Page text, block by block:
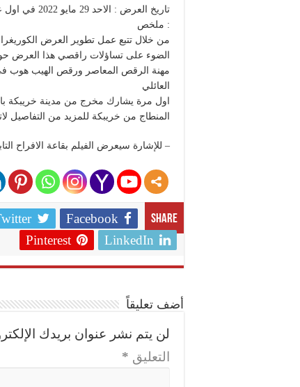
تاريخ العرض : الاحد 29 مايو 2022 في اول عرض له وطنيا ودوليا
: ملخص
من خلال تتبع عمل تطوير العرض
الضوء على تساؤلات راقصي هذا العرض
مهنة الرقص المعاصر ورقص الهيب هوب في
العائلي
اول مرة يشارك مخرج من مدينة خريبكة
المنطاج من خريبكة للمزيد من التفاصيل
– للإشارة سيعرض الفيلم بقاعة الافراح
Share
Facebook
LinkedIn
Pinterest
أضف تعليقاً
لن يتم نشر عنوان بريدك
التعليق *